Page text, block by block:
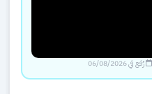
رُفع في 06/08/2026